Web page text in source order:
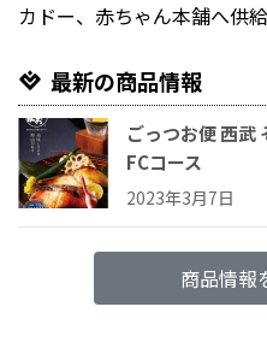
カドー、赤ちゃん本舗へ供
最新の商品情報
ごっつお便 西武
FCコース
2023年3月7日
商品情報